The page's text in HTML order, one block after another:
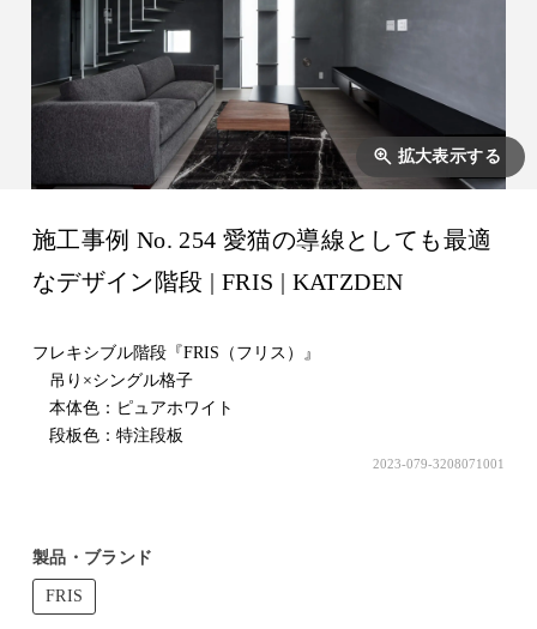
拡大表示する
施工事例 No. 254 愛猫の導線としても最適
なデザイン階段 | FRIS | KATZDEN
フレキシブル階段『FRIS（フリス）』
吊り×シングル格子
本体色：ピュアホワイト
段板色：特注段板
2023-079-3208071001
製品・ブランド
FRIS